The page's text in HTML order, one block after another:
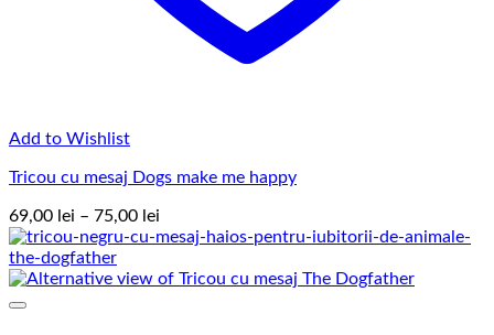
Add to Wishlist
Tricou cu mesaj Dogs make me happy
69,00 lei – 75,00 lei
de
69,00 lei